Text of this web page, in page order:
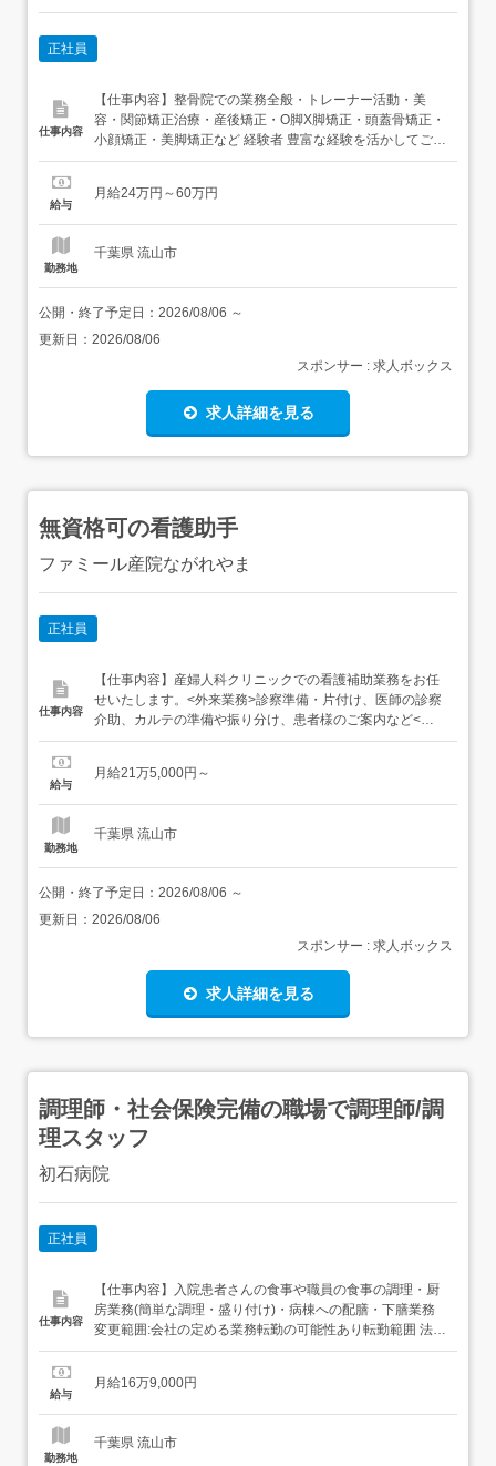
正社員
仕事内容
【仕事内容】整骨院での業務全般・トレーナー活動・美
容・関節矯正治療・産後矯正・O脚X脚矯正・頭蓋骨矯正・
小顔矯正・美脚矯正など 経験者 豊富な経験を活かしてご活
躍いただける方大歓迎!!院長候補として活躍も可能 通勤距
術スタッフとしても安心 「院長の責任はちょっと…」とい
給与
月給24万円～60万円
勤務地
千葉県 流山市
公開・終了予定日： 2026/08/06 ～
更新日： 2026/08/06
スポンサー : 求人ボックス
求人詳細を見る
無資格可の看護助手
ファミール産院ながれやま
正社員
仕事内容
【仕事内容】産婦人科クリニックでの看護補助業務をお任
せいたします。<外来業務>診察準備・片付け、医師の診察
介助、カルテの準備や振り分け、患者様のご案内など<病
棟業務>赤ちゃんのお世話、病室の準備・清掃、物品の在
助産師・看護師の援助など看護補助さんにはさまざまな業
給与
月給21万5,000円～
勤務地
千葉県 流山市
公開・終了予定日： 2026/08/06 ～
更新日： 2026/08/06
スポンサー : 求人ボックス
求人詳細を見る
調理師・社会保険完備の職場で調理師/調
理スタッフ
初石病院
正社員
仕事内容
【仕事内容】入院患者さんの食事や職員の食事の調理・厨
房業務(簡単な調理・盛り付け)・病棟への配膳・下膳業務
変更範囲:会社の定める業務転勤の可能性あり転勤範囲 法人
の定める範囲 【経験・資格】<応募要件>調理師経験不問年
歓迎 【給与】月給 169,000円<給与の備考>月給基本給
給与
月給16万9,000円
勤務地
千葉県 流山市